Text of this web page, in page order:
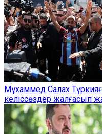
Мұхаммед Салах
келіссөздер жалғасып